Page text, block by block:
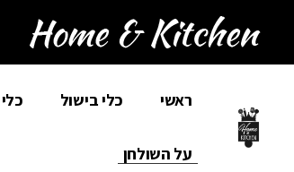
ראשי כלי בישול
על השולחן